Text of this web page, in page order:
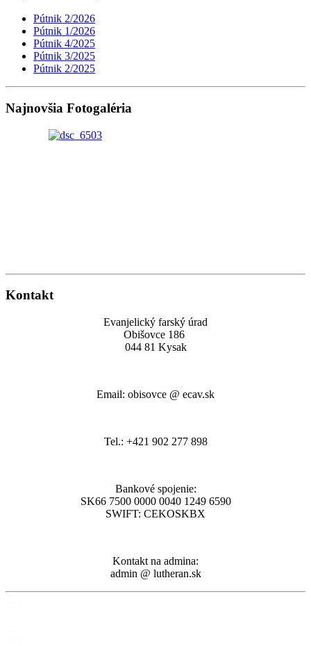
Pútnik 2/2026
Pútnik 1/2026
Pútnik 4/2025
Pútnik 3/2025
Pútnik 2/2025
Najnovšia Fotogaléria
Kontakt
Evanjelický farský úrad
Obišovce 186
044 81 Kysak
Email: obisovce @ ecav.sk
Tel.: +421 902 277 898
Bankové spojenie:
SK66 7500 0000 0040 1249 6590
SWIFT: CEKOSKBX
Kontakt na admina:
admin @ lutheran.sk